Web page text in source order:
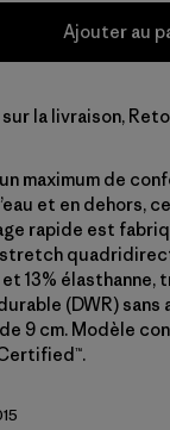
Ajouter au
la livraison,
maximum de
et en dehors,
rapide est
13% élasthanne,
(DWR)
9 cm. Modèle